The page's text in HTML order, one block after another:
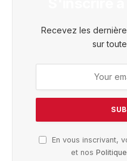
Recevez les
sur
En vous inscrivant,
et nos